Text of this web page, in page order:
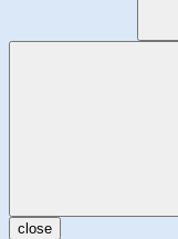
close